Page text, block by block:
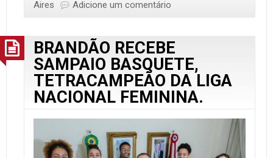
Aires
Adicione um comentário
BRANDÃO RECEBE
SAMPAIO BASQUETE,
TETRACAMPEÃO DA LIGA
NACIONAL FEMININA.